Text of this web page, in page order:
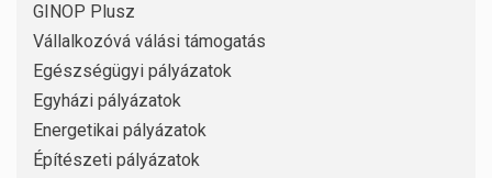
GINOP Plusz
Vállalkozóvá válási támogatás
Egészségügyi pályázatok
Egyházi pályázatok
Energetikai pályázatok
Építészeti pályázatok